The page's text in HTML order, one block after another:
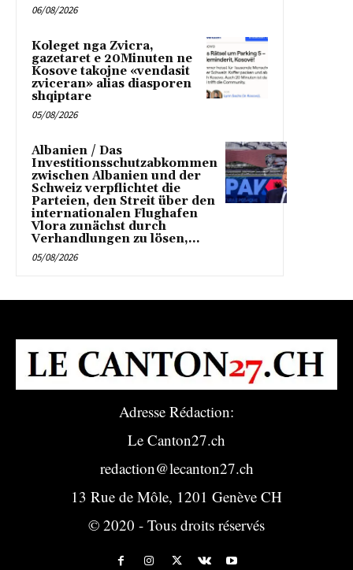
06/08/2026
Koleget nga Zvicra,
gazetaret e 20Minuten ne
Kosove takojne «vendasit
zviceran» alias diasporen
shqiptare
05/08/2026
Albanien / Das
Investitionsschutzabkommen
zwischen Albanien und der
Schweiz verpflichtet die
Parteien, den Streit über den
internationalen Flughafen
Vlora zunächst durch
Verhandlungen zu lösen,...
05/08/2026
Adresse Rédaction:
Le Canton27.ch
redaction@lecanton27.ch
13 Rue de Môle, 1201 Genève CH
© 2020 - Tous droits réservés